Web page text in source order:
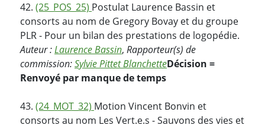
42. (25_POS_25) Postulat Laurence Bassin et
consorts au nom de Gregory Bovay et du groupe
PLR - Pour un bilan des prestations de logopédie.
Auteur :Laurence Bassin, Rapporteur(s) de
commission:Sylvie Pittet BlanchetteDécision =
Renvoyé par manque de temps
43. (24_MOT_32) Motion Vincent Bonvin et
consorts au nom Les Vert.e.s - Sauvons des vies et